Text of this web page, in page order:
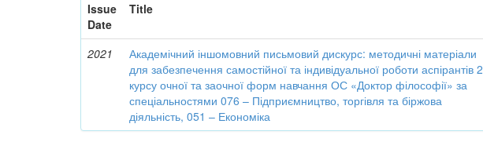
Issue
Date
Title
2021
Академічний іншомовний письмовий дискурс: методичні матеріали
для забезпечення самостійної та індивідуальної роботи аспірантів 2
курсу очної та заочної форм навчання ОС «Доктор філософії» за
спеціальностями 076 – Підприємництво, торгівля та біржова
діяльність, 051 – Економіка